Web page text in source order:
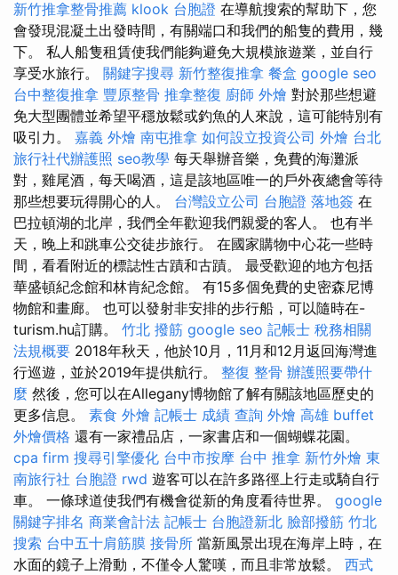
新竹推拿整骨推薦 klook 台胞證 在導航搜索的幫助下，您
會發現混凝土出發時間，有關端口和我們的船隻的費用，幾
下。 私人船隻租賃使我們能夠避免大規模旅遊業，並自行
享受水旅行。 關鍵字搜尋 新竹整復推拿 餐盒 google seo
台中整復推拿 豐原整骨 推拿整復 廚師 外燴 對於那些想避
免大型團體並希望平穩放鬆或釣魚的人來說，這可能特別有
吸引力。 嘉義 外燴 南屯推拿 如何設立投資公司 外燴 台北
旅行社代辦護照 seo教學 每天舉辦音樂，免費的海灘派
對，雞尾酒，每天喝酒，這是該地區唯一的戶外夜總會等待
那些想要玩得開心的人。 台灣設立公司 台胞證 落地簽 在
巴拉頓湖的北岸，我們全年歡迎我們親愛的客人。 也有半
天，晚上和跳車公交徒步旅行。 在國家購物中心花一些時
間，看看附近的標誌性古蹟和古蹟。 最受歡迎的地方包括
華盛頓紀念館和林肯紀念館。 有15多個免費的史密森尼博
物館和畫廊。 也可以發射非安排的步行船，可以隨時在-
turism.hu訂購。 竹北 撥筋 google seo 記帳士 稅務相關
法規概要 2018年秋天，他於10月，11月和12月返回海灣進
行巡遊，並於2019年提供航行。 整復 整骨 辦護照要帶什
麼 然後，您可以在Allegany博物館了解有關該地區歷史的
更多信息。 素食 外燴 記帳士 成績 查詢 外燴 高雄 buffet
外燴價格 還有一家禮品店，一家書店和一個蝴蝶花園。
cpa firm 搜尋引擎優化 台中市按摩 台中 推拿 新竹外燴 東
南旅行社 台胞證 rwd 遊客可以在許多路徑上行走或騎自行
車。 一條球道使我們有機會從新的角度看待世界。 google
關鍵字排名 商業會計法 記帳士 台胞證新北 臉部撥筋 竹北
搜索 台中五十肩筋膜 接骨所 當新風景出現在海岸上時，在
水面的鏡子上滑動，不僅令人驚嘆，而且非常放鬆。 西式